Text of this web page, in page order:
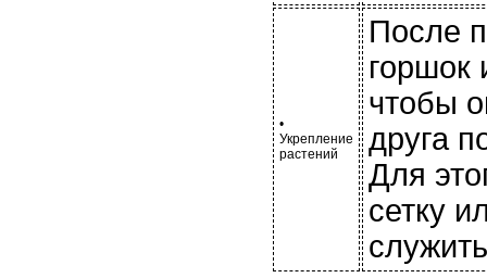
•
Укрепление
растений
После
горшок
чтобы
друга
Для
сетку